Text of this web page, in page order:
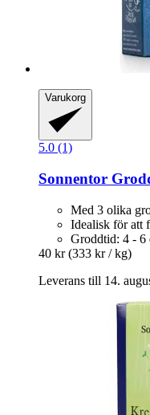
Varukorg
5.0 (1)
Sonnentor
Med 3 olika
Idealisk för att
Groddtid: 4 - 6
40 kr (333 kr / kg)
Leverans till 14.